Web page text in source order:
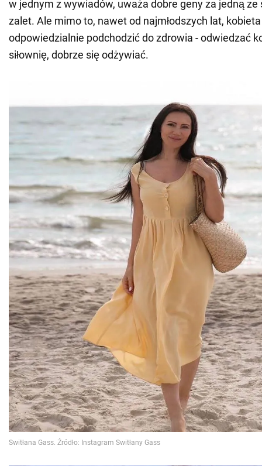
w jednym z wywiadów, uważa dobre geny za jedną ze
zalet. Ale mimo to, nawet od najmłodszych lat, kobieta
odpowiedzialnie podchodzić do zdrowia - odwiedzać
siłownię, dobrze się odżywiać.